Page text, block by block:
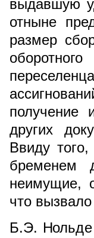
выдавшую
отныне
размер
получение
других
Ввиду
бременем
неимущие,
что
Б.Э. Нольде